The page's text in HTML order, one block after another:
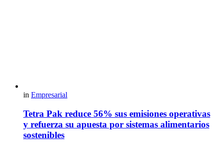
in Empresarial
Tetra Pak reduce 56% sus emisiones operativas
y refuerza su apuesta por sistemas alimentarios
sostenibles